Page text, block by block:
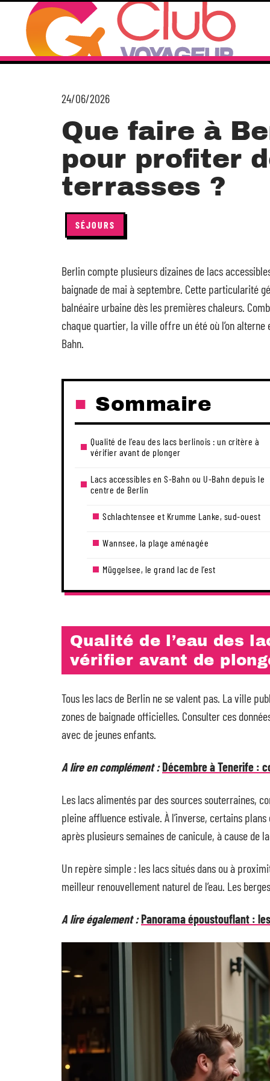
24/06/2026
Que faire à
pour profiter
terrasses ?
SÉJOURS
Berlin compte plusieurs dizaines de lacs
baignade de mai à septembre. Cette particularité
balnéaire urbaine dès les premières chaleurs.
chaque quartier, la ville offre un été où l’on
Bahn.
Sommaire
Qualité de l’eau des lacs berlinois : un critère à
vérifier avant de plonger
Lacs accessibles en S-Bahn ou U-Bahn depuis le
centre de Berlin
Schlachtensee et Krumme Lanke, sud-ouest
Wannsee, la plage aménagée
Müggelsee, le grand lac de l’est
Qualité de l’eau des
vérifier avant de
Tous les lacs de Berlin ne se valent pas. La ville
zones de baignade officielles. Consulter ces
avec de jeunes enfants.
A lire en complément :Décembre à Tenerife :
Les lacs alimentés par des sources souterraines,
pleine affluence estivale. À l’inverse, certains
après plusieurs semaines de canicule, à cause de
Un repère simple : les lacs situés dans ou à
meilleur renouvellement naturel de l’eau. Les
A lire également :Panorama époustouflant :